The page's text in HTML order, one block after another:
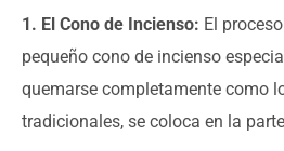
1. El Cono de Incienso: El
pequeño cono de incienso
quemarse completamente como
tradicionales, se coloca en la